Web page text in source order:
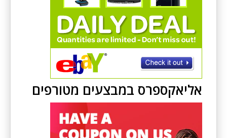
אליאקספרס במבצעים מטורפים